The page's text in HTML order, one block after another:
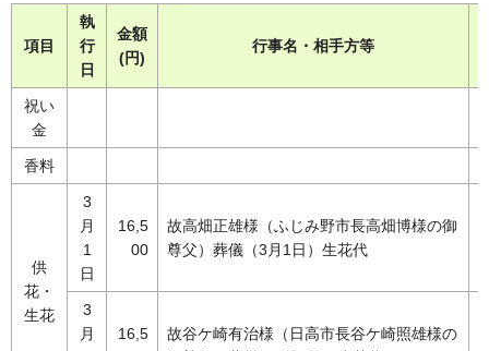
項目
執
行
日
金額
(円)
行事名・相手方等
祝い
金
香料
供
花・
生花
3
月
1
日
16,5
00
故高畑正雄様（ふじみ野市長高畑博様の御
尊父）葬儀（3月1日）生花代
3
月
16,5
故谷ケ崎有治様（日高市長谷ケ崎照雄様の